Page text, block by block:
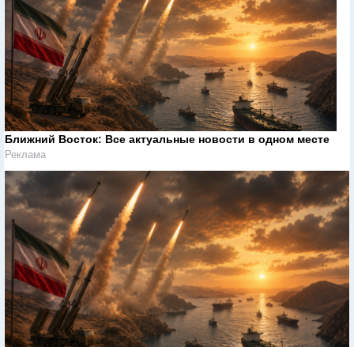
Ближний Восток: Все актуальные новости в одном месте
Реклама